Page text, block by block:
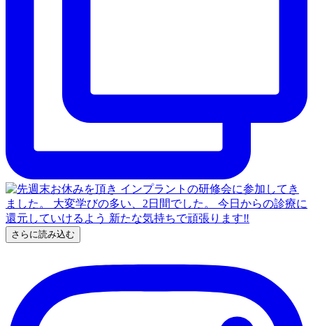
さらに読み込む